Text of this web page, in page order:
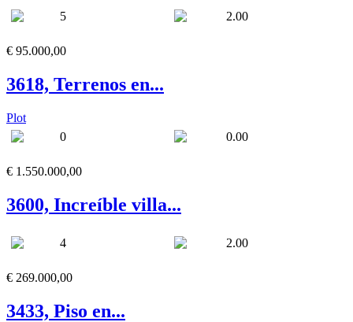
5 2.00
€ 95.000,00
3618, Terrenos en...
Plot
0
0.00
€ 1.550.000,00
3600, Increíble villa...
4 2.00
€ 269.000,00
3433, Piso en...